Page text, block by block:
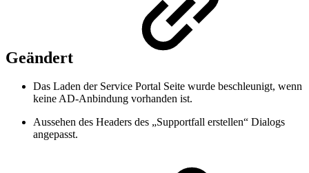
Geändert
Das Laden der Service Portal Seite wurde beschleunigt, wenn
keine AD-Anbindung vorhanden ist.
Aussehen des Headers des „Supportfall erstellen“ Dialogs
angepasst.